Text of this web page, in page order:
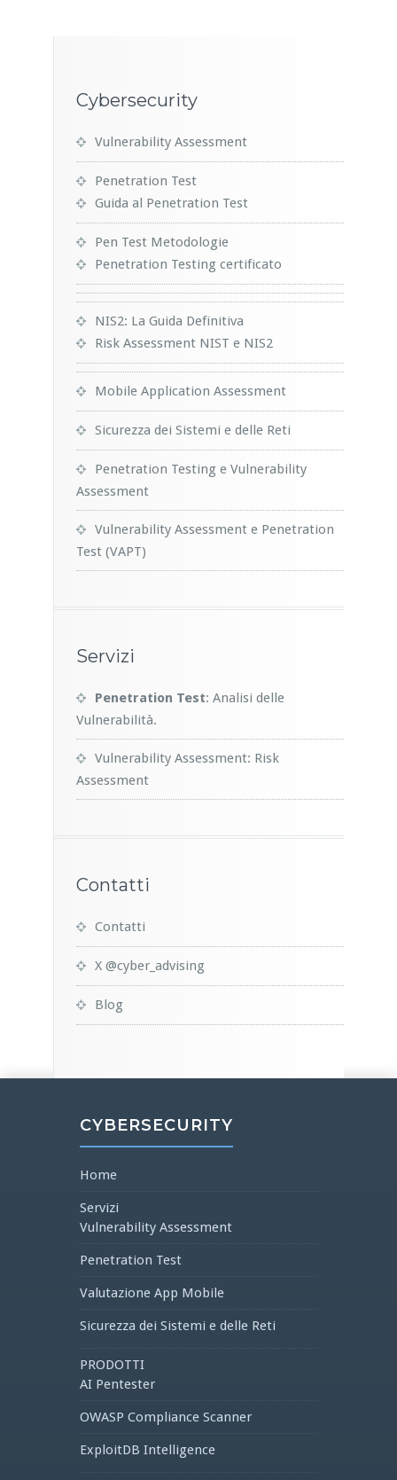
Cybersecurity
Vulnerability Assessment
Penetration Test
Guida al Penetration Test
Pen Test Metodologie
Penetration Testing certificato
NIS2: La Guida Definitiva
Risk Assessment NIST e NIS2
Mobile Application Assessment
Sicurezza dei Sistemi e delle Reti
Penetration Testing e Vulnerability
Assessment
Vulnerability Assessment e Penetration
Test (VAPT)
Servizi
Penetration Test: Analisi delle
Vulnerabilità.
Vulnerability Assessment: Risk
Assessment
Contatti
Contatti
X @cyber_advising
Blog
CYBERSECURITY
Home
Servizi
Vulnerability Assessment
Penetration Test
Valutazione App Mobile
Sicurezza dei Sistemi e delle Reti
PRODOTTI
AI Pentester
OWASP Compliance Scanner
ExploitDB Intelligence